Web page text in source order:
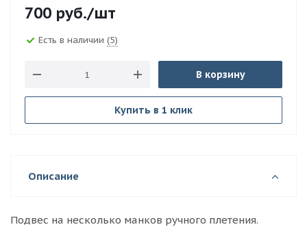
700 руб./шт
Есть в наличии (5)
В корзину
Купить в 1 клик
Описание
Подвес на несколько манков ручного плетения.